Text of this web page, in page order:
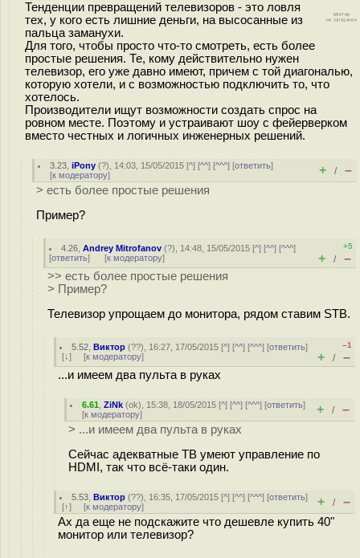
Тенденции превращений телевизоров - это ловля
тех, у кого есть лишние деньги, на высосанные из
пальца заманухи.
Для того, чтобы просто что-то смотреть, есть более
простые решения. Те, кому действительно нужен
телевизор, его уже давно имеют, причем с той диагональю,
которую хотели, и с возможностью подключить то, что
хотелось.
Производители ищут возможности создать спрос на
ровном месте. Поэтому и устраивают шоу с фейерверком
вместо честных и логичных инженерных решений.
3.23 ,iPony (?), 14:03, 15/05/2015 [^] [^^] [^^^] [ответить]
[к модератору] + / –
> есть более простые решения
Пример?
4.26 ,Andrey Mitrofanov (?), 14:48, 15/05/2015 [^] [^^] [^^^]
[ответить] [к модератору]
+5
+ / –
>> есть более простые решения
> Пример?
Телевизор упрощаем до монитора, рядом ставим STB.
5.52 ,Виктор (??), 16:27, 17/05/2015 [^] [^^] [^^^] [ответить]
[↓] [к модератору]
–1
+ / –
...и имеем два пульта в руках
6.61 ,ZiNk (ok), 15:38, 18/05/2015 [^] [^^] [^^^] [ответить]
[к модератору] + / –
> ...и имеем два пульта в руках
Сейчас адекватные ТВ умеют управление по
HDMI, так что всё-таки один.
5.53 ,Виктор (??), 16:35, 17/05/2015 [^] [^^] [^^^] [ответить]
[↑] [к модератору] + / –
Ах да еще не подскажите что дешевле купить 40"
монитор или телевизор?